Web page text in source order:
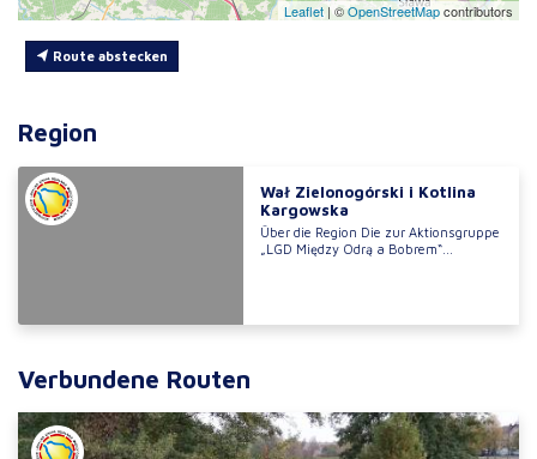
Leaflet | ©OpenStreetMapcontributors
Route abstecken
Region
Wał Zielonogórski i Kotlina
Kargowska
Über die Region Die zur Aktionsgruppe
„LGD Między Odrą a Bobrem“...
Verbundene Routen